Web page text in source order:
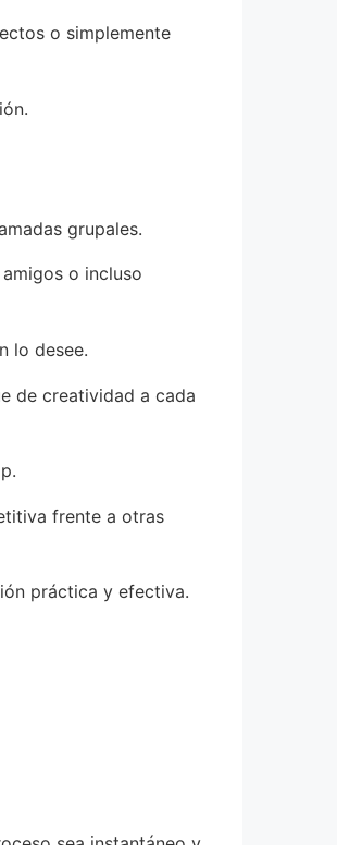
o simplemente
grupales.
o incluso
lo desee.
de creatividad a cada
frente a otras
práctica y efectiva.